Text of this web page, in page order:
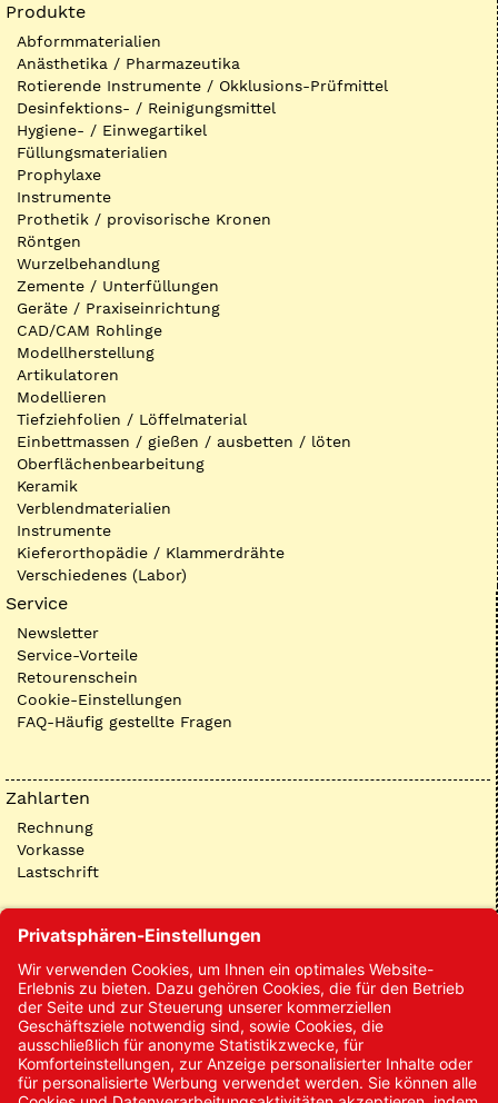
Produkte
Abformmaterialien
Anästhetika / Pharmazeutika
Rotierende Instrumente / Okklusions-Prüfmittel
Desinfektions- / Reinigungsmittel
Hygiene- / Einwegartikel
Füllungsmaterialien
Prophylaxe
Instrumente
Prothetik / provisorische Kronen
Röntgen
Wurzelbehandlung
Zemente / Unterfüllungen
Geräte / Praxiseinrichtung
CAD/CAM Rohlinge
Modellherstellung
Artikulatoren
Modellieren
Tiefziehfolien / Löffelmaterial
Einbettmassen / gießen / ausbetten / löten
Oberflächenbearbeitung
Keramik
Verblendmaterialien
Instrumente
Kieferorthopädie / Klammerdrähte
Verschiedenes (Labor)
Service
Newsletter
Service-Vorteile
Retourenschein
Cookie-Einstellungen
FAQ-Häufig gestellte Fragen
Zahlarten
Rechnung
Vorkasse
Lastschrift
Kontakt
Kontakt/Anfrage
Neukundenanmeldung
Kennwort vergessen